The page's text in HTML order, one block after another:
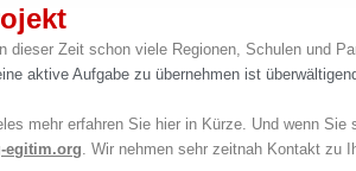
Zeit schon viele Regionen, Schulen und
aktive Aufgabe zu übernehmen ist
mehr erfahren Sie hier in Kürze. Und wenn
egitim.org. Wir nehmen sehr zeitnah Kontakt zu